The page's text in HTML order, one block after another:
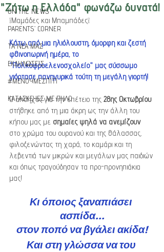
ON THE NEWS
PARENTS' CORNER
ΤΑ ΝΕΑ ΜΑΣ
ΕΚΔΗΛΩΣΕΙΣ
#ΜΕΝΟΥΜΕΣΠΙΤΙ
ΚΑΤΑΣΚΕΥΕΣ ΜΕ ΠΗΛΟ
"Ζήτω η Ελλάδα" φωνάζω δυνατά!
❕Μαμάδες και Μπαμπάδες❕
Κάτω από μια ηλιόλουστη, όμορφη και ζεστή
φθινοπωρινή ημέρα, το
"Πολκοφροελενοσχολείο" μας σύσσωμο
γιόρτασε πανηγυρικά τούτη τη μεγάλη γιορτή!
Ο απόηχος για την επέτειο της 28ης Οκτωβρίου
στήθηκε από τη μια άκρη ως την άλλη του
κήπου μας με σημαίες ψηλά να ανεμίζουν
στο χρώμα του ουρανού και της θάλασσας,
φιλοξενώντας τη χαρά, το καμάρι και τη
λεβεντιά των μικρών και μεγάλων μας παιδιών
και όπως τραγούδησαν τα προ-προνηπιάκια
μας!
Κι όποιος ξαναπιάσει
ασπίδα...
στον ποπό να βγάλει ακίδα!
Και στη γλώσσα να του